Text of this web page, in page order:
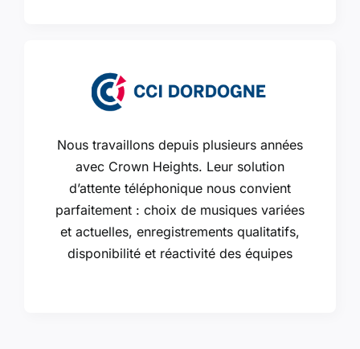
Nous travaillons depuis plusieurs années
avec Crown Heights. Leur solution
d’attente téléphonique nous convient
parfaitement : choix de musiques variées
et actuelles, enregistrements qualitatifs,
disponibilité et réactivité des équipes